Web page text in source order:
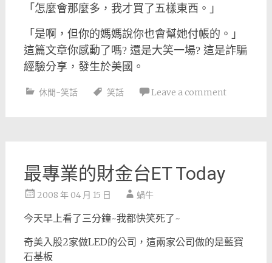
「怎麼會那麼多，我才買了五樣東西。」
「是啊，但你的媽媽說你也會幫她付帳的。」
這篇文章你感動了嗎?還是大笑一場?這是詐騙
經驗分享，發生於美國。
休閒-笑話 笑話 Leave a comment
最專業的財金台ET Today
2008 年 04 月 15 日 蝸牛
今天早上看了三分鐘~我都快笑死了~
奇美入股2家做LED的公司，這兩家公司做的是藍寶
石基板